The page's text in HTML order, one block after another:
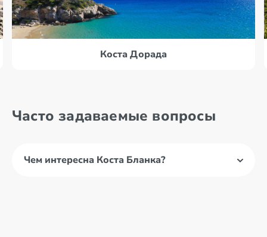
Коста Дорада
Часто задаваемые вопросы
Чем интересна Коста Бланка?